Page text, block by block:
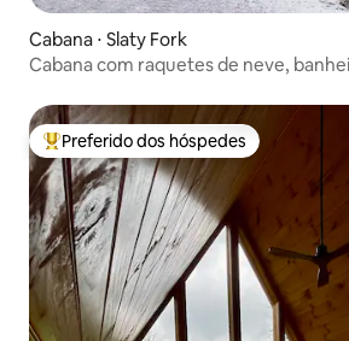
Cabana ⋅ Slaty Fork
Cabana com raquetes de neve,
Entre os melhores preferidos dos
Preferido dos hóspedes